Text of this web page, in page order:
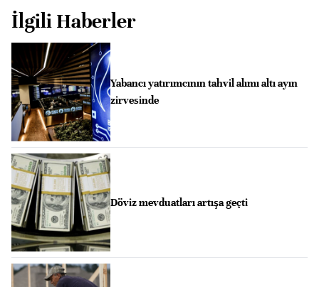
İlgili Haberler
Yabancı yatırımcının tahvil alımı altı ayın
zirvesinde
Döviz mevduatları artışa geçti